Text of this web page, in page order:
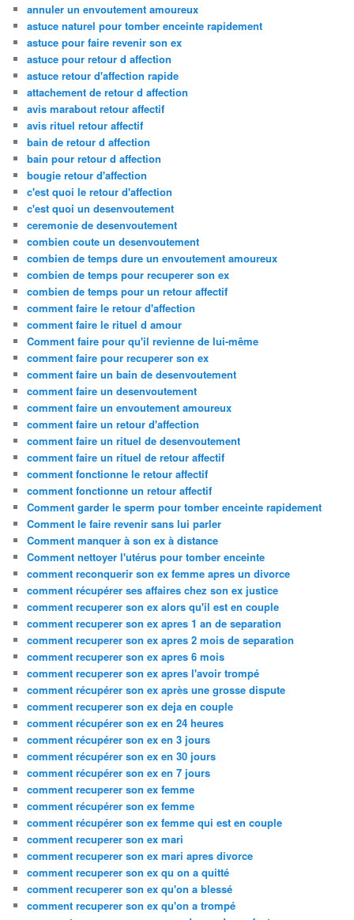
annuler un envoutement amoureux
astuce naturel pour tomber enceinte rapidement
astuce pour faire revenir son ex
astuce pour retour d affection
astuce retour d'affection rapide
attachement de retour d affection
avis marabout retour affectif
avis rituel retour affectif
bain de retour d affection
bain pour retour d affection
bougie retour d'affection
c'est quoi le retour d'affection
c'est quoi un desenvoutement
ceremonie de desenvoutement
combien coute un desenvoutement
combien de temps dure un envoutement amoureux
combien de temps pour recuperer son ex
combien de temps pour un retour affectif
comment faire le retour d'affection
comment faire le rituel d amour
Comment faire pour qu'il revienne de lui-même
comment faire pour recuperer son ex
comment faire un bain de desenvoutement
comment faire un desenvoutement
comment faire un envoutement amoureux
comment faire un retour d'affection
comment faire un rituel de desenvoutement
comment faire un rituel de retour affectif
comment fonctionne le retour affectif
comment fonctionne un retour affectif
Comment garder le sperm pour tomber enceinte rapidement
Comment le faire revenir sans lui parler
Comment manquer à son ex à distance
Comment nettoyer l'utérus pour tomber enceinte
comment reconquerir son ex femme apres un divorce
comment récupérer ses affaires chez son ex justice
comment recuperer son ex alors qu'il est en couple
comment recuperer son ex apres 1 an de separation
comment recuperer son ex apres 2 mois de separation
comment recuperer son ex apres 6 mois
comment recuperer son ex apres l'avoir trompé
comment récupérer son ex après une grosse dispute
comment recuperer son ex deja en couple
comment récupérer son ex en 24 heures
comment récupérer son ex en 3 jours
comment récupérer son ex en 30 jours
comment récupérer son ex en 7 jours
comment recuperer son ex femme
comment récupérer son ex femme
comment récupérer son ex femme qui est en couple
comment recuperer son ex mari
comment recuperer son ex mari apres divorce
comment recuperer son ex qu on a quitté
comment recuperer son ex qu'on a blessé
comment recuperer son ex qu'on a trompé